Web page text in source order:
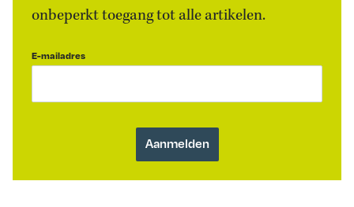
onbeperkt toegang tot alle artikelen.
E-mailadres